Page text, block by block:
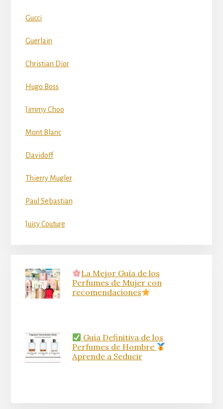
Gucci
Guerlain
Christian Dior
Hugo Boss
Jimmy Choo
Mont Blanc
Davidoff
Thierry Mugler
Paul Sebastian
Juicy Couture
La Mejor Guía de los
Perfumes de Mujer con
recomendaciones
Guía Definitiva de los
Perfumes de Hombre
Aprende a Seducir